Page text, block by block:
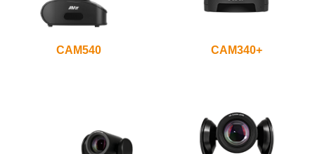
CAM540 CAM340+